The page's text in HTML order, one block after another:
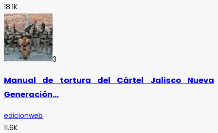
18.1K
3
Manual de tortura del Cártel Jalisco Nueva
Generación…
edicionweb
11.6K